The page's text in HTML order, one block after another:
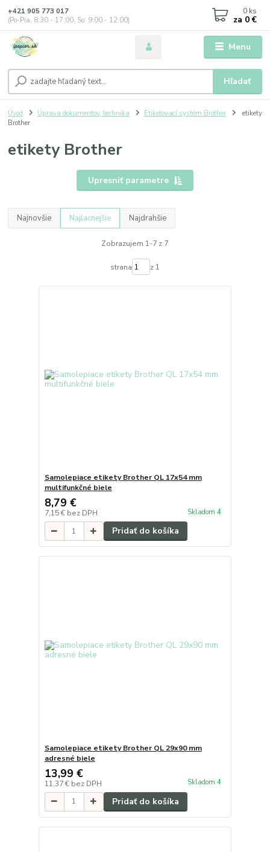
Menu
Hľadať
+421 905 773 017
(Po-Pia, 8:30 - 17:00, So: 9:00 - 12:00)
0 ks
za 0 €
Úvod Úprava dokumentov, technika Etiketovací systém Brother
etikety
Brother
etikety Brother
Upresniť parametre
Najnovšie Najlacnejšie Najdrahšie
Zobrazujem 1-7 z 7
strana z 1
Samolepiace etikety Brother QL 17x54 mm
multifunkčné biele
8,79 €
7,15 € bez DPH Skladom 4
Pridať do košíka
Samolepiace etikety Brother QL 29x90 mm
adresné biele
13,99 €
11,37 € bez DPH Skladom 4
Pridať do košíka